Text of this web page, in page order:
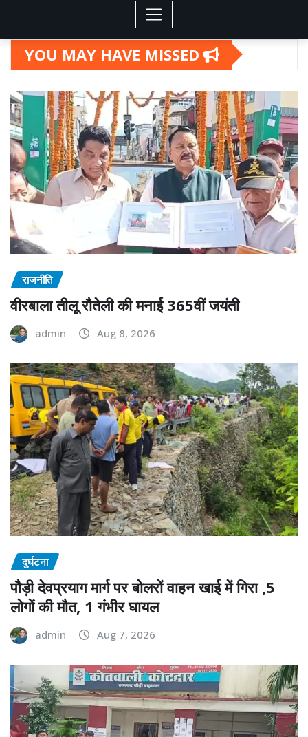
YOU MAY HAVE MISSED
राजनीति
वीरबाला तीलू रौतेली की मनाई 365वीं जयंती
admin Aug 8, 2026
दुर्घटना
पौड़ी देवप्रयाग मार्ग पर बोलरों वाहन खाई में गिरा ,5
लोगों की मौत, 1 गंभीर घायल
admin Aug 7, 2026